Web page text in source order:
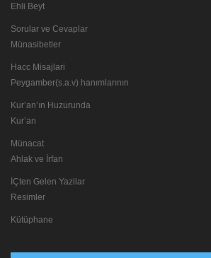
Ehli Beyt
Sorular ve Cevaplar
Münasibetler
Hacc Misajlari
Peygamber(s.a.v) hanımlarının
Kur’an’ın Huzurunda
Kur’an
Münacat
Ahlak ve İrfan
İÇten Gelen Yazilar
Resimler
Kütüphane